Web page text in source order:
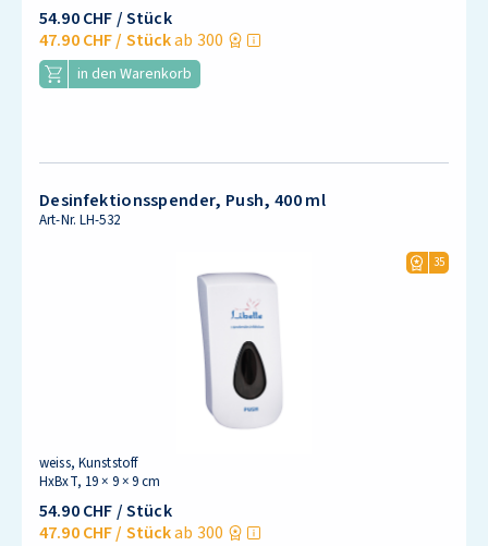
54.90 CHF/ Stück
47.90 CHF/ Stückab 300
in den Warenkorb
Desinfektionsspender, Push, 400 ml
Art-Nr.LH-532
35
weiss, Kunststoff
HxBxT, 19 × 9 × 9 cm
54.90 CHF/ Stück
47.90 CHF/ Stückab 300